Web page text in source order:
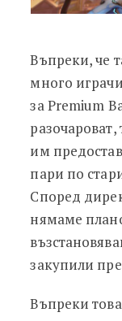
Въпреки, че
много
за Premium
им
пари по
Според
нямаме
закупили
Въпреки